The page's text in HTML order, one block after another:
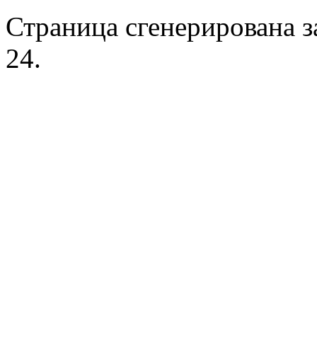
Страница сгенерирована
24.